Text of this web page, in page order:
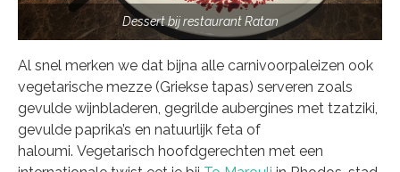
Dessert bij restaurant Ratan
Al snel merken we dat bijna alle carnivoorpaleizen ook
vegetarische mezze (Griekse tapas) serveren zoals
gevulde wijnbladeren, gegrilde aubergines met tzatziki,
gevulde paprika’s en natuurlijk feta of
haloumi. Vegetarisch hoofdgerechten met een